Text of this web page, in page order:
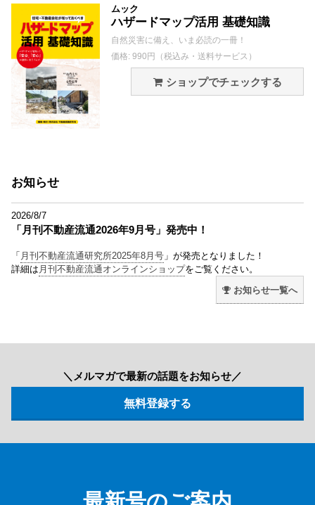
ムック
ハザードマップ活用 基礎知識
自然災害に備え、いま必読の一冊！
価格: 990円（税込み・送料サービス）
ショップでチェックする
お知らせ
2026/8/7
「月刊不動産流通2026年9月号」発売中！
「 月刊不動産流通研究所2025年8月号 」が発売となりました！
詳細は 月刊不動産流通オンラインショップをご覧ください。
お知らせ一覧へ
＼メルマガで最新の話題をお知らせ／